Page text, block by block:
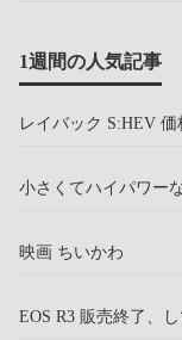
1週間の人気記事
レイバック S:HEV 価
小さくてハイパワー
映画 ちいかわ
EOS R3 販売終了、し